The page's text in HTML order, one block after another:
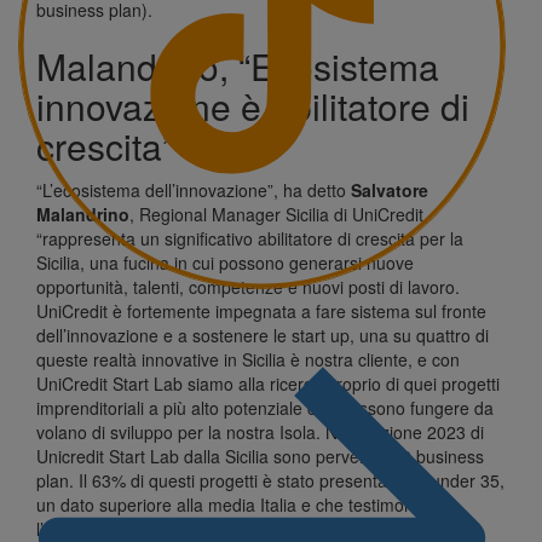
business plan).
Malandrino, “Ecosistema
innovazione è abilitatore di
crescita”
“L’ecosistema dell’innovazione”, ha detto Salvatore
Malandrino, Regional Manager Sicilia di UniCredit,
“rappresenta un significativo abilitatore di crescita per la
Sicilia, una fucina in cui possono generarsi nuove
opportunità, talenti, competenze e nuovi posti di lavoro.
UniCredit è fortemente impegnata a fare sistema sul fronte
dell’innovazione e a sostenere le start up, una su quattro di
queste realtà innovative in Sicilia è nostra cliente, e con
UniCredit Start Lab siamo alla ricerca proprio di quei progetti
imprenditoriali a più alto potenziale che possono fungere da
volano di sviluppo per la nostra Isola. Nell’edizione 2023 di
Unicredit Start Lab dalla Sicilia sono pervenuti 49 business
plan. Il 63% di questi progetti è stato presentato da under 35,
un dato superiore alla media Italia e che testimonia
l’approccio all’autoimprenditorialità dei nostri giovani”.